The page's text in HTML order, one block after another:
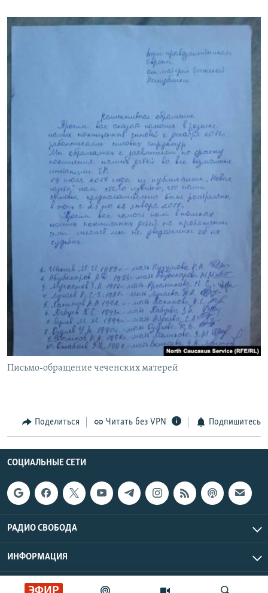
Письмо-обращение чеченских матерей
Поделиться Читать без VPN Подпишитесь
СОЦИАЛЬНЫЕ СЕТИ
РАДИО СВОБОДА
ИНФОРМАЦИЯ
Радио Свобода © 2026 RFE/RL, Inc. | Все права защищены.